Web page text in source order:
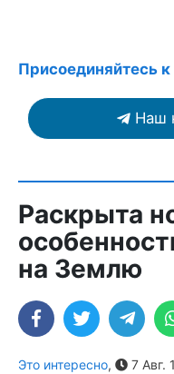
Присоединяйтесь
Наш
Раскрыта
на Землю
Это интересно, 7 Авг.